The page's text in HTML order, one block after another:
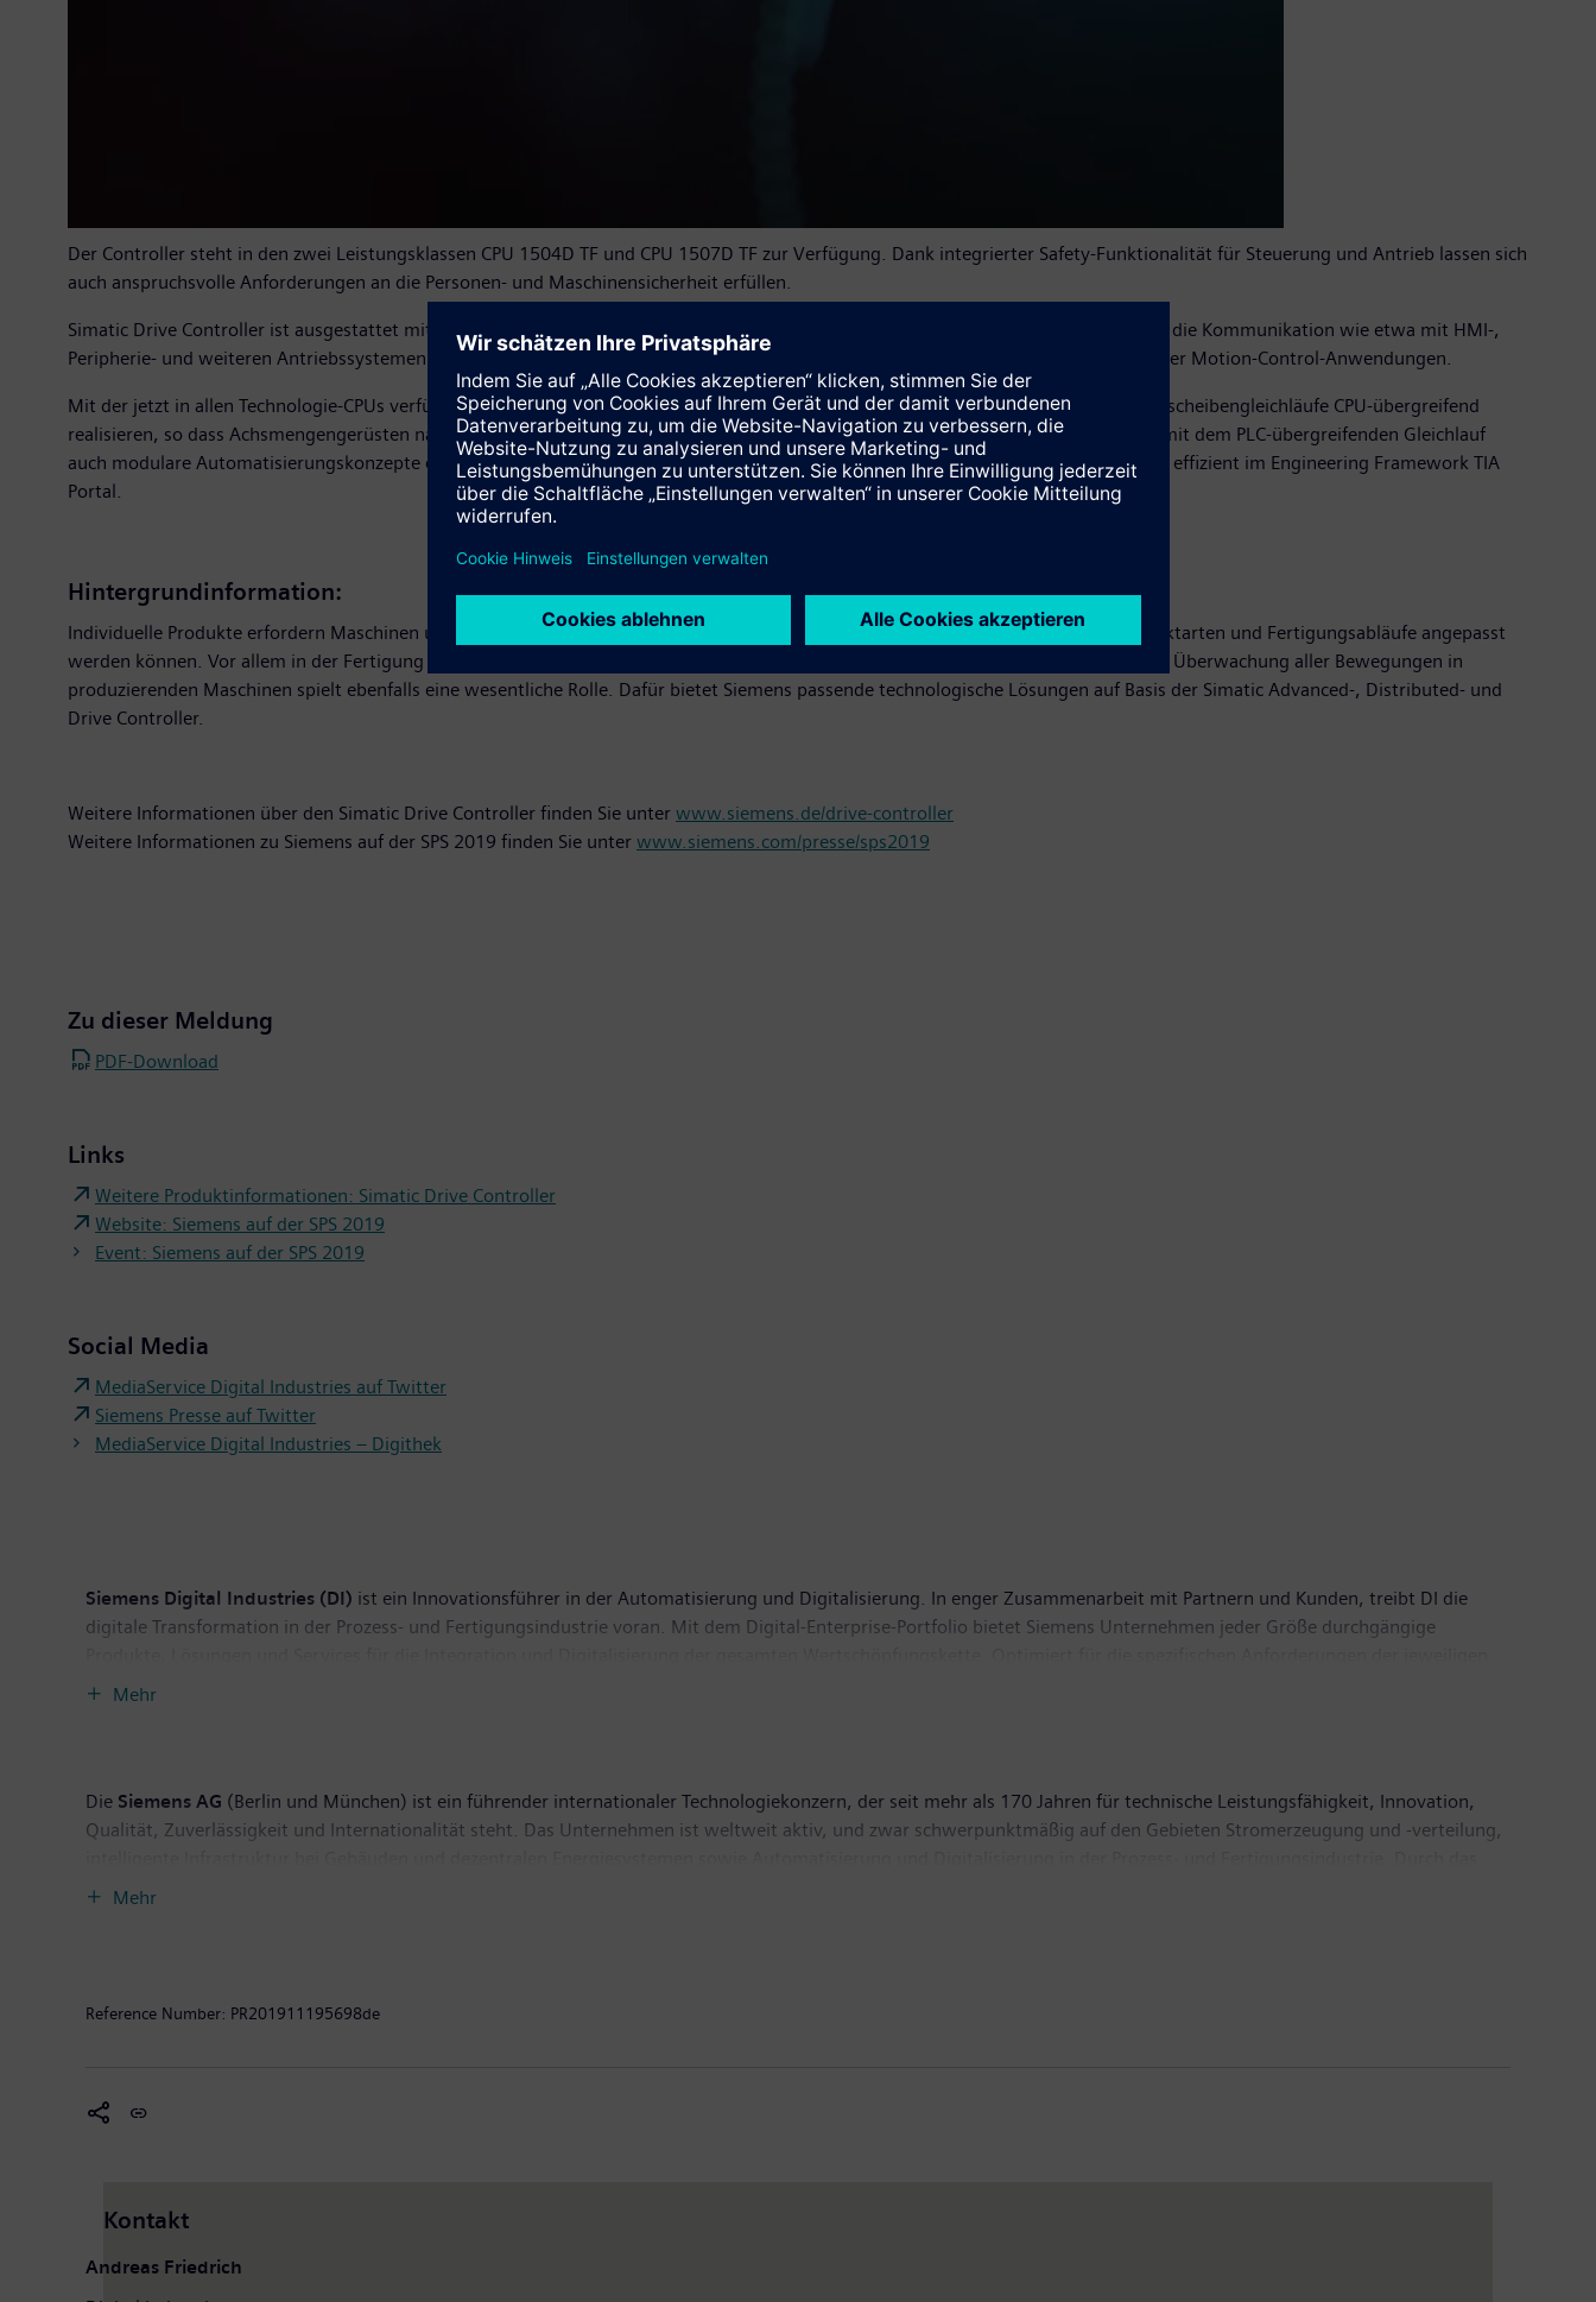
Der Controller steht in den zwei Leistungsklassen CPU 1504D TF und CPU 1507D TF zur Verfügung. Dank integrierter Safety-Funktionalität für Steuerung und Antrieb lassen sich
auch anspruchsvolle Anforderungen an die Personen- und Maschinensicherheit erfüllen.
Simatic Drive Controller ist ausgestattet mit umfangreichen Schnittstellen, darunter drei Profinet- und einer Profibus-Schnittstelle für die Kommunikation wie etwa mit HMI-,
Peripherie- und weiteren Antriebssystemen sowie Technologie-I/Os onboard. Diese ermöglichen die effiziente Realisierung dynamischer Motion-Control-Anwendungen.
Mit der jetzt in allen Technologie-CPUs verfügbaren Funktion „PLC-übergreifender Gleichlauf“ lassen sich zudem Getriebe- und Kurvenscheibengleichläufe CPU-übergreifend
realisieren, so dass Achsmengengerüsten nahezu keine Grenzen gesetzt sind. Neben der Leistungsverteilung auf mehrere CPUs sind mit dem PLC-übergreifenden Gleichlauf
auch modulare Automatisierungskonzepte einfach umsetzbar. Das Engineering des Simatic Drive Controllers erfolgt komfortabel und effizient im Engineering Framework TIA
Portal.
Hintergrundinformation:
Individuelle Produkte erfordern Maschinen und Fertigungslinien, die schnell und einfach an unterschiedliche Formate, Größen, Produktarten und Fertigungsabläufe angepasst
werden können. Vor allem in der Fertigung ist ein Maximum an Flexibilität, Effizienz, Präzision und Verfügbarkeit gefragt. Die sichere Überwachung aller Bewegungen in
produzierenden Maschinen spielt ebenfalls eine wesentliche Rolle. Dafür bietet Siemens passende technologische Lösungen auf Basis der Simatic Advanced-, Distributed- und
Drive Controller.
Weitere Informationen über den Simatic Drive Controller finden Sie unter www.siemens.de/drive-controller
Weitere Informationen zu Siemens auf der SPS 2019 finden Sie unter www.siemens.com/presse/sps2019
Zu dieser Meldung
PDF-Download
Links
Weitere Produktinformationen: Simatic Drive Controller
Website: Siemens auf der SPS 2019
Event: Siemens auf der SPS 2019
Social Media
MediaService Digital Industries auf Twitter
Siemens Presse auf Twitter
MediaService Digital Industries – Digithek
Siemens Digital Industries (DI) ist ein Innovationsführer in der Automatisierung und Digitalisierung. In enger Zusammenarbeit mit Partnern und Kunden, treibt DI die
digitale Transformation in der Prozess- und Fertigungsindustrie voran. Mit dem Digital-Enterprise-Portfolio bietet Siemens Unternehmen jeder Größe durchgängige
Branchen, ermöglicht das einmalige Portfolio Kunden, ihre Produktivität und Flexibilität zu erhöhen. DI erweitert sein Portfolio fortlaufend durch Innovationen und die
Mehr
Die Siemens AG (Berlin und München) ist ein führender internationaler Technologiekonzern, der seit mehr als 170 Jahren für technische Leistungsfähigkeit, Innovation,
Qualität, Zuverlässigkeit und Internationalität steht. Das Unternehmen ist weltweit aktiv, und zwar schwerpunktmäßig auf den Gebieten Stromerzeugung und -verteilung,
eigenständig geführte Unternehmen Siemens Mobility, einer der führenden Anbieter intelligenter Mobilitätslösungen für den Schienen- und Straßenverkehr, gestaltet
Mehr
Reference Number: PR201911195698de
Kontakt
Andreas Friedrich